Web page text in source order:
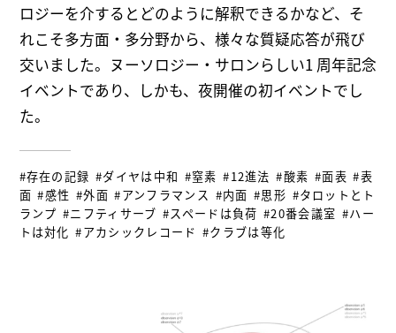
ロジーを介するとどのように解釈できるかなど、そ
れこそ多方面・多分野から、様々な質疑応答が飛び
交いました。ヌーソロジー・サロンらしい1 周年記念
イベントであり、しかも、夜開催の初イベントでし
た。
#存在の記録 #ダイヤは中和 #窒素 #12進法 #酸素 #面表 #表
面 #感性 #外面 #アンフラマンス #内面 #思形 #タロットとト
ランプ #ニフティサーブ #スペードは負荷 #20番会議室 #ハー
トは対化 #アカシックレコード #クラブは等化